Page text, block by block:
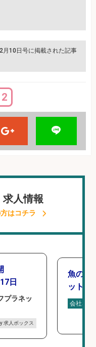
月10日号に掲載された記事
2
求人情報
はコチラ
日
プラネッ
求人ボックス
魚の「
ットを
会社名